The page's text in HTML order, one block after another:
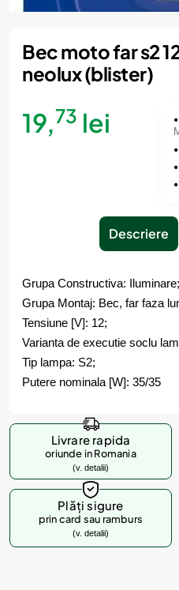
Momentan indisponibil
Bec moto far s2
neolux (blister)
19,73 lei
Descriere
Grupa Constructiva: Iluminare;
Grupa Montaj: Bec, far faza
Tensiune [V]: 12;
Varianta de executie soclu
Tip lampa: S2;
Putere nominala [W]: 35/35
Livrare rapida
oriunde in Romania
(v. detalii)
Plăți sigure
prin card sau ramburs
(v. detalii)